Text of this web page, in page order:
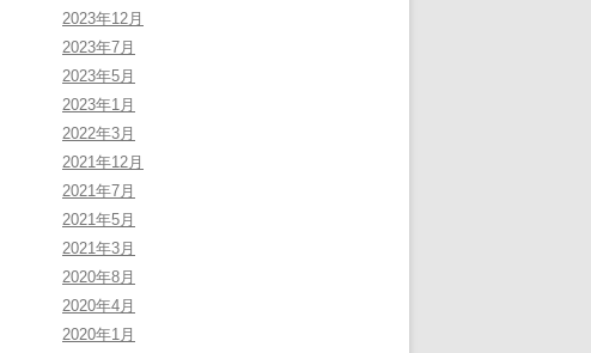
2023年12月
2023年7月
2023年5月
2023年1月
2022年3月
2021年12月
2021年7月
2021年5月
2021年3月
2020年8月
2020年4月
2020年1月